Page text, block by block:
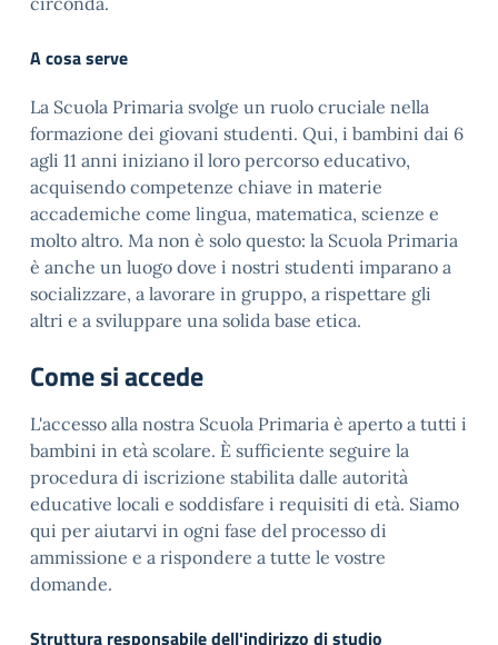
A cosa serve
La Scuola Primaria svolge un ruolo cruciale nella
formazione dei giovani studenti. Qui, i bambini dai 6
agli 11 anni iniziano il loro percorso educativo,
acquisendo competenze chiave in materie
accademiche come lingua, matematica, scienze e
molto altro. Ma non è solo questo: la Scuola Primaria
è anche un luogo dove i nostri studenti imparano a
socializzare, a lavorare in gruppo, a rispettare gli
altri e a sviluppare una solida base etica.
Come si accede
L'accesso alla nostra Scuola Primaria è aperto a tutti i
bambini in età scolare. È sufficiente seguire la
procedura di iscrizione stabilita dalle autorità
educative locali e soddisfare i requisiti di età. Siamo
qui per aiutarvi in ogni fase del processo di
ammissione e a rispondere a tutte le vostre
domande.
Struttura responsabile dell'indirizzo di studio